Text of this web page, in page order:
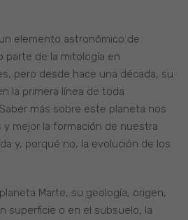
elemento astronómico de
parte de la mitología en
pero desde hace una década, su
la primera línea de toda
más sobre este planeta nos
y mejor la formación de nuestra
y, porqué no, la evolución de los
Marte, su geología, origen,
superficie o en el subsuelo, la